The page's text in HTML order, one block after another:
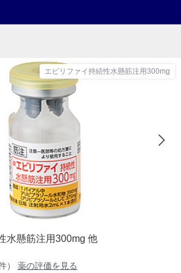
エビリファイ持続性水懸筋注用300mg
水懸筋注用300mg 他
） 薬の評価を見る